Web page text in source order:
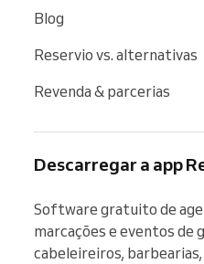
Blog
Reservio vs. alternativas
Revenda & parcerias
Descarregar a app
Software gratuito de
marcações e eventos de
cabeleireiros, barbearias,